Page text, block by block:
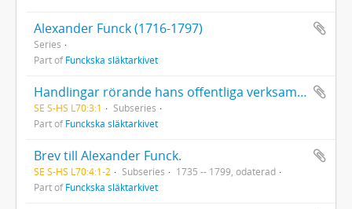
Alexander Funck (1716-1797)
Series
Part ofFunckska släktarkivet
Handlingar rörande hans offentliga verksamhet: Anteckningar om bergmästareförrättningar i Södermanland, Östergötland och Småland
SE S-HS L70:3:1
Subseries
Part ofFunckska släktarkivet
Brev till Alexander Funck.
SE S-HS L70:4:1-2 Subseries
1735 -- 1799, odaterad
Part ofFunckska släktarkivet